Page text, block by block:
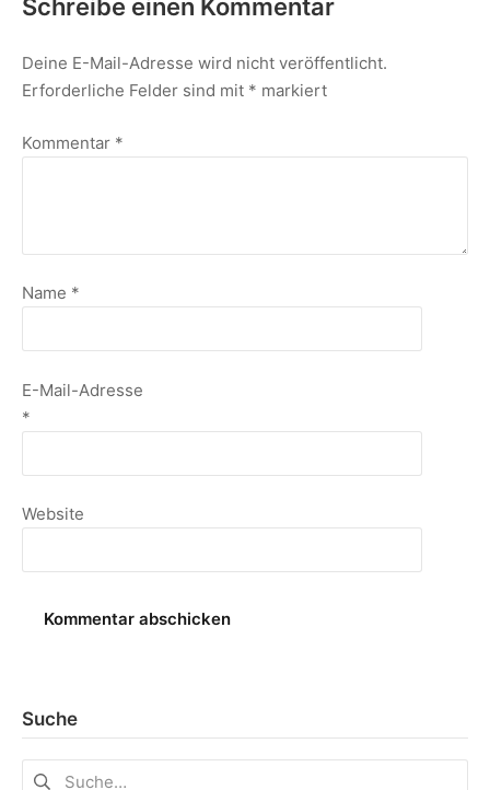
Schreibe einen Kommentar
Deine E-Mail-Adresse wird nicht veröffentlicht.
Erforderliche Felder sind mit * markiert
Kommentar *
Name *
E-Mail-Adresse
*
Website
Suche